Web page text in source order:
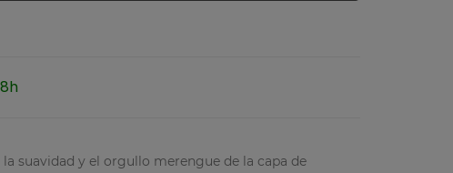
suavidad y el orgullo merengue de la capa de